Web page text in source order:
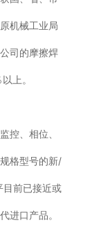
机械工业局
司的摩擦焊
上。
、相位、
格型号的新/
目前已接近或
进口产品。